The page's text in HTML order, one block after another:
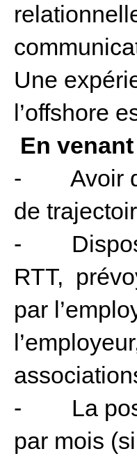
Une
l’offshore
En
- Avoir de
de
-
RTT,
par
- La
par mois